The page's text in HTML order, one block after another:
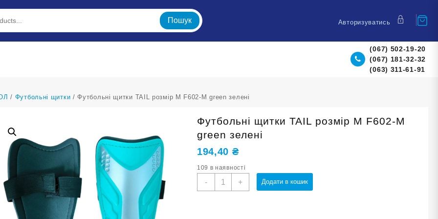
Пошук Авторизуватись
(067) 502-19-20
(067) 181-32-32
(063) 311-61-91
/ Футбольні щитки / Футбольні щитки TAIL розмір М F602-М green зелені
Футбольні щитки TAIL розмір М F602-М
green зелені
194,40 ₴
109 в наявності
-
Футбольні
+ Додати в кошик